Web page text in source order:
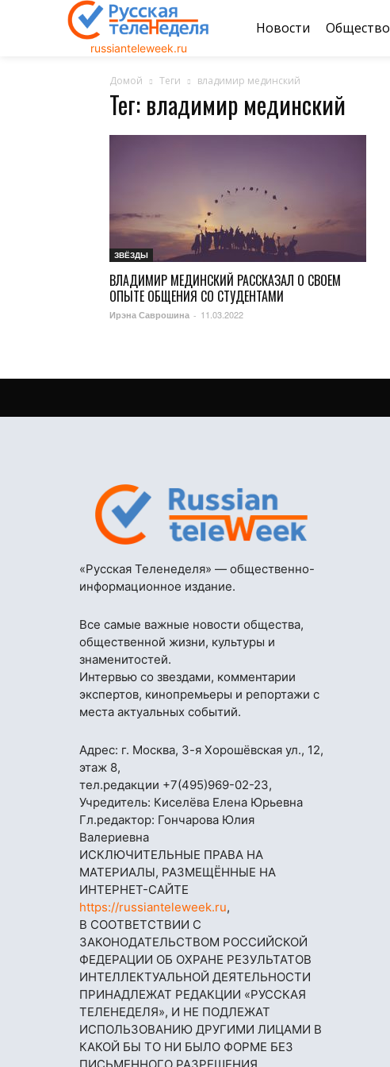
russianteleweek.ru
Новости Общество
Домой Теги владимир мединский
Тег: владимир мединский
ЗВЁЗДЫ
ВЛАДИМИР МЕДИНСКИЙ РАССКАЗАЛ О СВОЕМ
ОПЫТЕ ОБЩЕНИЯ СО СТУДЕНТАМИ
Ирэна Саврошина - 11.03.2022
«Русская Теленеделя» — общественно-
информационное издание.
Все самые важные новости общества,
общественной жизни, культуры и
знаменитостей.
Интервью со звездами, комментарии
экспертов, кинопремьеры и репортажи с
места актуальных событий.
Адрес: г. Москва, 3-я Хорошёвская ул., 12,
этаж 8,
тел.редакции +7(495)969-02-23,
Учредитель: Киселёва Елена Юрьевна
Гл.редактор: Гончарова Юлия
Валериевна
ИСКЛЮЧИТЕЛЬНЫЕ ПРАВА НА
МАТЕРИАЛЫ, РАЗМЕЩЁННЫЕ НА
ИНТЕРНЕТ-САЙТЕ
https://russianteleweek.ru,
В СООТВЕТСТВИИ С
ЗАКОНОДАТЕЛЬСТВОМ РОССИЙСКОЙ
ФЕДЕРАЦИИ ОБ ОХРАНЕ РЕЗУЛЬТАТОВ
ИНТЕЛЛЕКТУАЛЬНОЙ ДЕЯТЕЛЬНОСТИ
ПРИНАДЛЕЖАТ РЕДАКЦИИ «РУССКАЯ
ТЕЛЕНЕДЕЛЯ», И НЕ ПОДЛЕЖАТ
ИСПОЛЬЗОВАНИЮ ДРУГИМИ ЛИЦАМИ В
КАКОЙ БЫ ТО НИ БЫЛО ФОРМЕ БЕЗ